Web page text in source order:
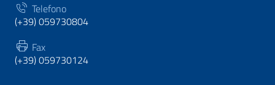
Telefono
(+39) 059730804
Fax
(+39) 059730124